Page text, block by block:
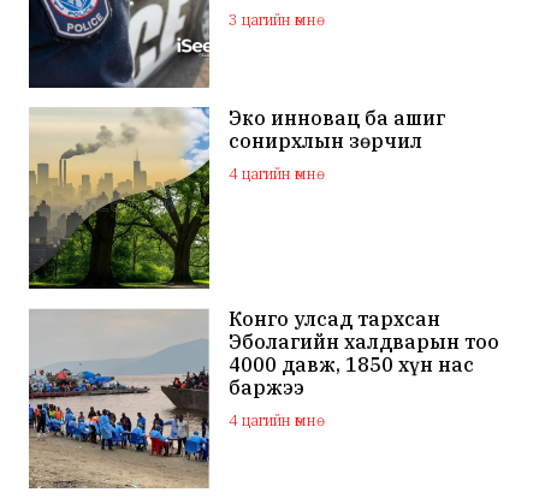
3 цагийн өмнө
Эко инновац ба ашиг
сонирхлын зөрчил
4 цагийн өмнө
Конго улсад тархсан
Эболагийн халдварын тоо
4000 давж, 1850 хүн нас
баржээ
4 цагийн өмнө